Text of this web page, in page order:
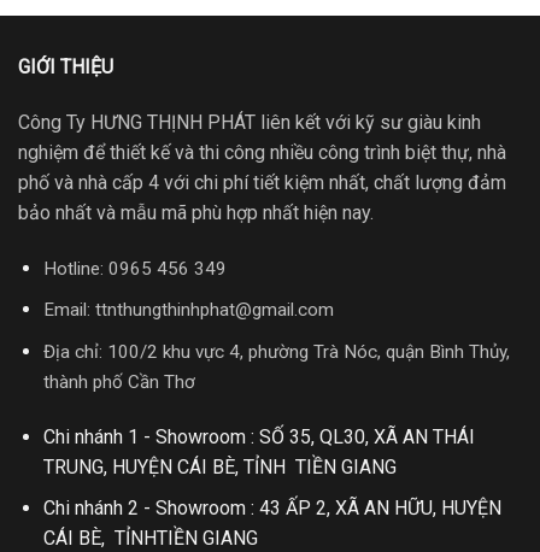
GIỚI THIỆU
Công Ty HƯNG THỊNH PHÁT liên kết với kỹ sư giàu kinh
nghiệm để thiết kế và thi công nhiều công trình biệt thự, nhà
phố và nhà cấp 4 với chi phí tiết kiệm nhất, chất lượng đảm
bảo nhất và mẫu mã phù hợp nhất hiện nay.
Hotline: 0965 456 349
Email: ttnthungthinhphat@gmail.com
Địa chỉ: 100/2 khu vực 4, phường Trà Nóc, quận Bình Thủy,
thành phố Cần Thơ
Chi nhánh 1 - Showroom : SỐ 35, QL30, XÃ AN THÁI
TRUNG, HUYỆN CÁI BÈ, TỈNH TIỀN GIANG
Chi nhánh 2 - Showroom : 43 ẤP 2, XÃ AN HỮU, HUYỆN
CÁI BÈ, TỈNHTIỀN GIANG